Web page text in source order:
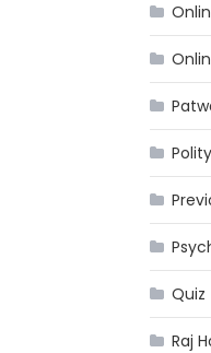
Quiz
Raj